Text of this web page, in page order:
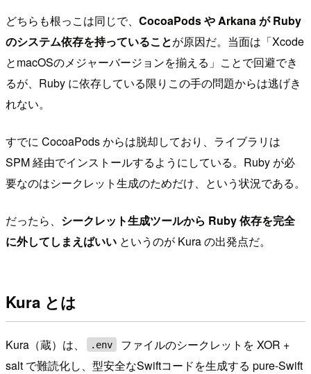
どちらも根っこは同じで、 CocoaPods や Arkana が Ruby
のシステム依存を持っていることが原因だ。当面は「Xcode
とmacOSのメジャーバージョンを揃える」ことで回避でき
るが、Ruby に依存している限りこの手の問題からは逃げき
れない。
すでに CocoaPods からは脱却しており、ライブラリは
SPM 経由でインストールするようにしている。Ruby が必
要なのはシークレット生成のためだけ、という状況である。
だったら、 シークレット生成ツールから Ruby 依存を完全
に外してしまえばいい というのが Kura の出発点だ。
Kura とは
Kura（蔵）は、 .env
ファイルのシークレットを XOR +
salt で難読化し、型安全なSwiftコードを生成する pure-Swift